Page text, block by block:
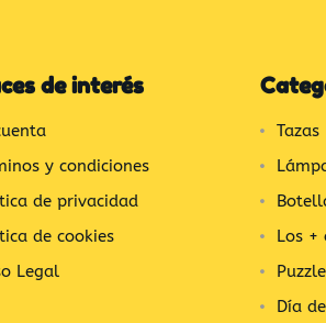
de interés
y condiciones
de privacidad
de cookies
Legal
Tazas
Los +
Día